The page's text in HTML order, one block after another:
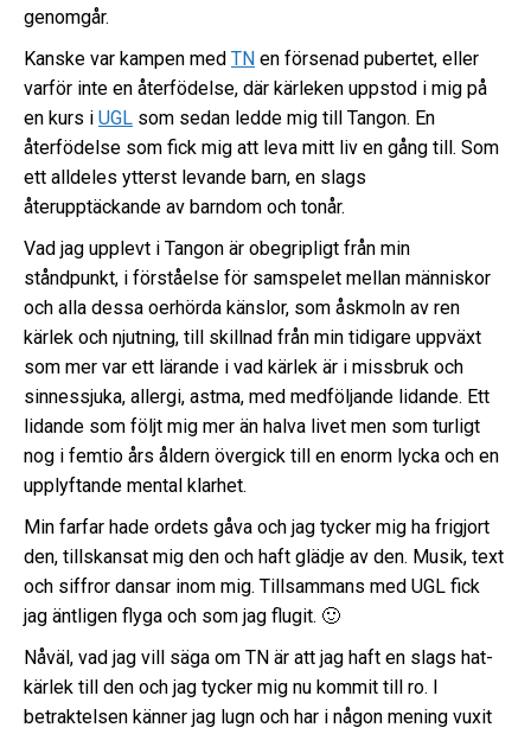
genomgår.
Kanske var kampen med TN en försenad pubertet, eller
varför inte en återfödelse, där kärleken uppstod i mig på
en kurs i UGL som sedan ledde mig till Tangon. En
återfödelse som fick mig att leva mitt liv en gång till. Som
ett alldeles ytterst levande barn, en slags
återupptäckande av barndom och tonår.
Vad jag upplevt i Tangon är obegripligt från min
ståndpunkt, i förståelse för samspelet mellan människor
och alla dessa oerhörda känslor, som åskmoln av ren
kärlek och njutning, till skillnad från min tidigare uppväxt
som mer var ett lärande i vad kärlek är i missbruk och
sinnessjuka, allergi, astma, med medföljande lidande. Ett
lidande som följt mig mer än halva livet men som turligt
nog i femtio års åldern övergick till en enorm lycka och en
upplyftande mental klarhet.
Min farfar hade ordets gåva och jag tycker mig ha frigjort
den, tillskansat mig den och haft glädje av den. Musik, text
och siffror dansar inom mig. Tillsammans med UGL fick
jag äntligen flyga och som jag flugit. 🙂
Nåväl, vad jag vill säga om TN är att jag haft en slags hat-
kärlek till den och jag tycker mig nu kommit till ro. I
betraktelsen känner jag lugn och har i någon mening vuxit